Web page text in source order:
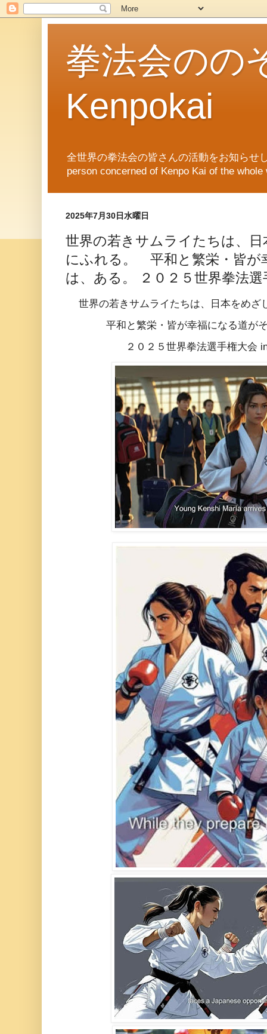
拳法会の
Kenpokai
全世界の拳法会の皆さんの活動をお知らせ
person concerned of Kenpo Kai of the
2025年7月30日水曜日
世界の若きサムライたちは、
にふれる。 平和と繁栄・皆が
は、ある。 ２０２５世界拳法
世界の若きサムライたちは、日本をめざ
平和と繁栄・皆が幸福になる道がそ
２０２５世界拳法選手権大会 in